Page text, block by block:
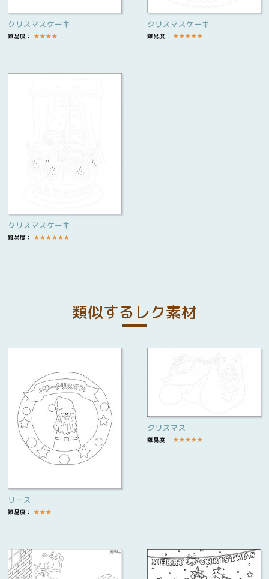
クリスマスケーキ
難易度： ★★★★
クリスマスケーキ
難易度： ★★★★★
クリスマスケーキ
難易度： ★★★★★★
類似するレク素材
リース
難易度： ★★★
クリスマス
難易度： ★★★★★